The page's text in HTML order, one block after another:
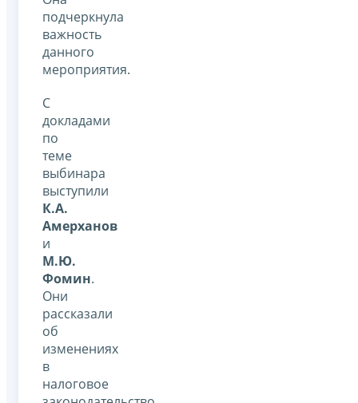
подчеркнула
важность
данного
мероприятия.
С
докладами
по
теме
выбинара
выступили
К.А.
Амерханов
и
М.Ю.
Фомин.
Они
рассказали
об
изменениях
в
налоговое